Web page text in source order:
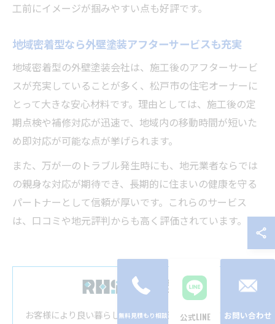
工前にイメージが掴みやすい点も好評です。
地域密着型なら外壁塗装アフターサービスも充実
地域密着型の外壁塗装会社は、施工後のアフターサービ
スが充実していることが多く、松戸市の住宅オーナーに
とって大きな安心材料です。理由としては、施工後の定
期点検や補修対応が迅速で、地域内の移動時間が短いた
め即対応が可能な点が挙げられます。
また、万が一のトラブル発生時にも、地元業者ならでは
の親身な対応が期待でき、長期的に住まいの健康を守る
パートナーとして信頼が厚いです。これらのサービス
は、口コミや地元評判からも高く評価されています。
お客様により良い暮らしを提供できるよう、住まいの外壁
公式LINE お問い合わせ